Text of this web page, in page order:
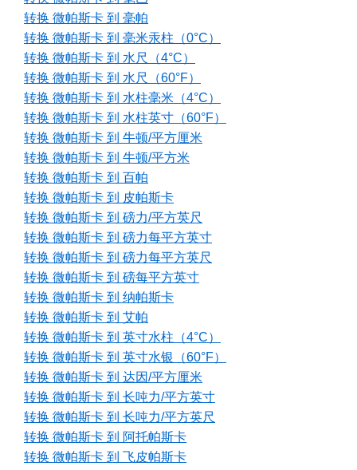
转换 微帕斯卡 到 毫帕
转换 微帕斯卡 到 毫米汞柱（0°C）
转换 微帕斯卡 到 水尺（4°C）
转换 微帕斯卡 到 水尺（60°F）
转换 微帕斯卡 到 水柱毫米（4°C）
转换 微帕斯卡 到 水柱英寸（60°F）
转换 微帕斯卡 到 牛顿/平方厘米
转换 微帕斯卡 到 牛顿/平方米
转换 微帕斯卡 到 百帕
转换 微帕斯卡 到 皮帕斯卡
转换 微帕斯卡 到 磅力/平方英尺
转换 微帕斯卡 到 磅力每平方英寸
转换 微帕斯卡 到 磅力每平方英尺
转换 微帕斯卡 到 磅每平方英寸
转换 微帕斯卡 到 纳帕斯卡
转换 微帕斯卡 到 艾帕
转换 微帕斯卡 到 英寸水柱（4°C）
转换 微帕斯卡 到 英寸水银（60°F）
转换 微帕斯卡 到 达因/平方厘米
转换 微帕斯卡 到 长吨力/平方英寸
转换 微帕斯卡 到 长吨力/平方英尺
转换 微帕斯卡 到 阿托帕斯卡
转换 微帕斯卡 到 飞皮帕斯卡